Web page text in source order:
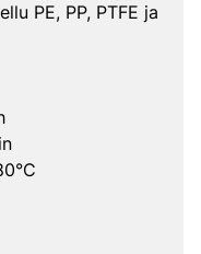
PE, PP, PTFE ja